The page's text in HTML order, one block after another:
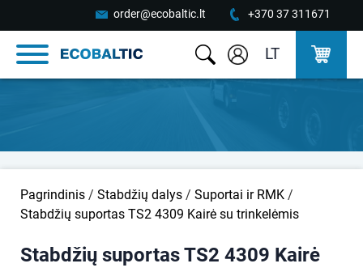
order@ecobaltic.lt +370 37 311671
LT
Pagrindinis / Stabdžių dalys / Suportai ir RMK /
Stabdžių suportas TS2 4309 Kairė su trinkelėmis
Stabdžių suportas TS2 4309 Kairė